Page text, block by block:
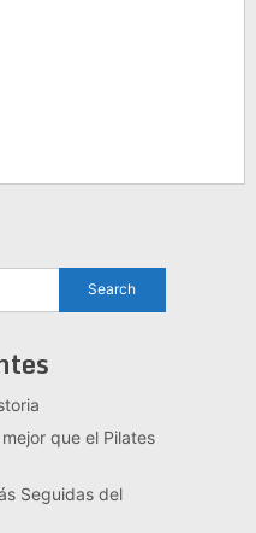
que el Pilates
Seguidas del